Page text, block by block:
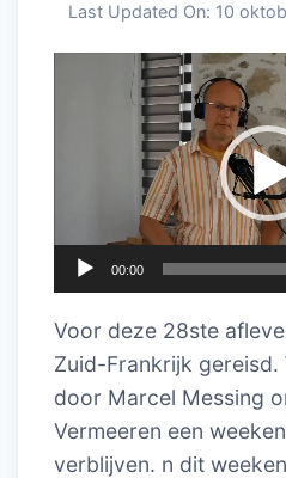
Last Updated On: 10
Videospeler
00:00
Voor deze 28ste
Zuid-Frankrijk
door Marcel Messing
Vermeeren een
verblijven. n dit